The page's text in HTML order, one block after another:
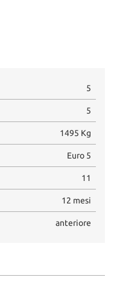
5
5
1495 Kg
Euro 5
11
12 mesi
anteriore